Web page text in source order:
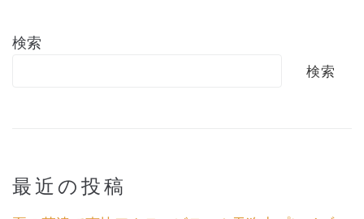
検索
検索
最近の投稿